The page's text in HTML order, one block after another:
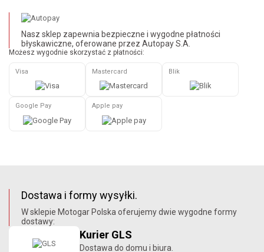
Nasz sklep zapewnia bezpieczne i wygodne płatności
błyskawiczne, oferowane przez Autopay S.A.
Możesz wygodnie skorzystać z płatności:
Visa Mastercard Blik
Google Pay Apple pay
Dostawa i formy wysyłki.
W sklepie Motogar Polska oferujemy dwie wygodne formy
dostawy:
Kurier GLS
Dostawa do domu i biura.